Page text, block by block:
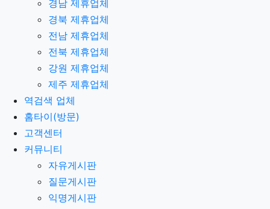
경남 제휴업체
경북 제휴업체
전남 제휴업체
전북 제휴업체
강원 제휴업체
제주 제휴업체
역검색 업체
홈타이(방문)
고객센터
커뮤니티
자유게시판
질문게시판
익명게시판